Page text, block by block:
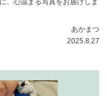
、心温まる写真をお届けしま
あかまつ
2025.8.27